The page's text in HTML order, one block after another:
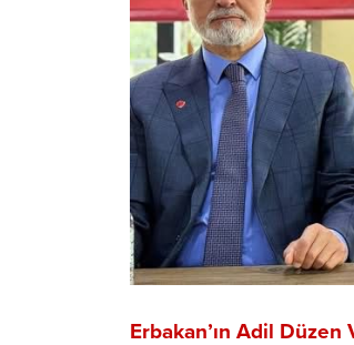
Erbakan’ın Adil Düzen